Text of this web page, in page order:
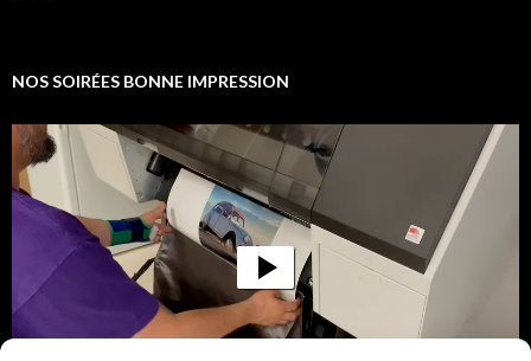
NOS SOIRÉES BONNE IMPRESSION
Lecteur
vidéo